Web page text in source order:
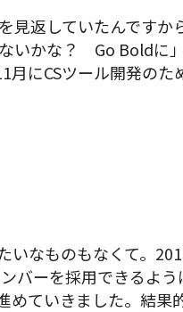
返していたんですか
いかな？ Go Boldに
にCSツール開発のた
なものもなくて。
バーを採用できるよう
めていきました。結果